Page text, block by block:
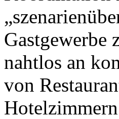
Gastgewerbe
nahtlos an
von